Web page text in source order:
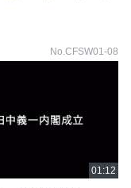
No.CFSW01-08